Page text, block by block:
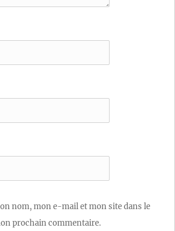
nom, mon e-mail et mon site dans le
prochain commentaire.